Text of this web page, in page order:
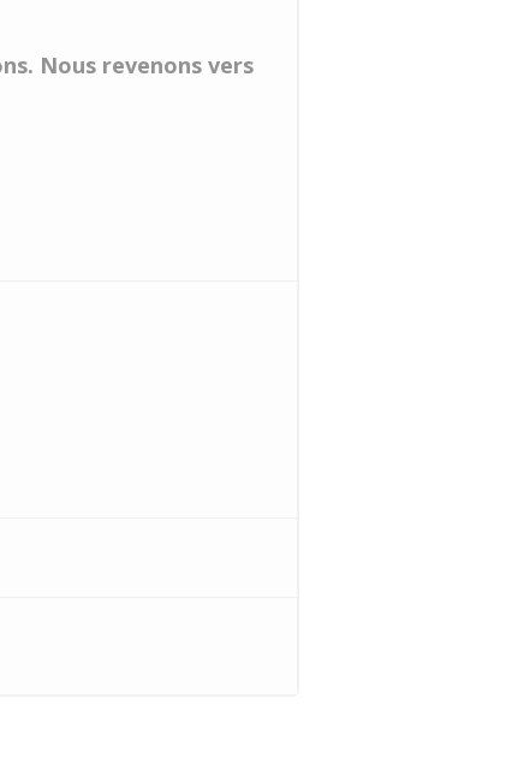
Nous revenons vers